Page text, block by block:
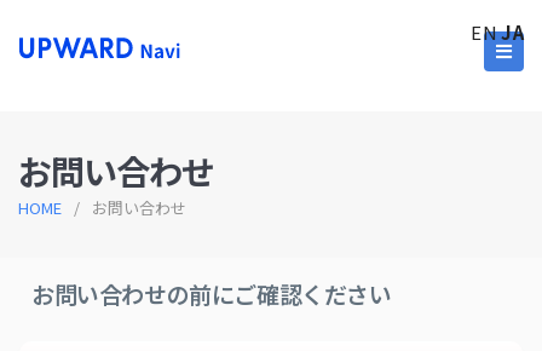
お問い合わせ
HOME / お問い合わせ
お問い合わせの前にご確認ください
ENJA